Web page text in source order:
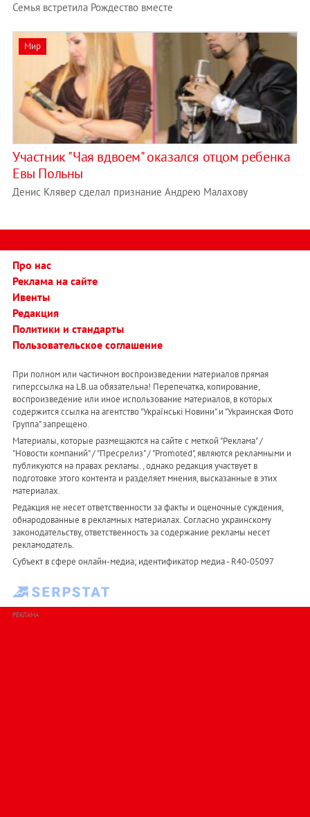
Семья встретила Рождество вместе
Мир
Участник "Чая вдвоем" оказался отцом ребенка
Евы Польны
Денис Клявер сделал признание Андрею Малахову
Про нас
Реклама на сайте
Ивенты
Редакция
Политики и стандарты
Пользовательское соглашение
При полном или частичном воспроизведении материалов прямая
гиперссылка на LB.ua обязательна! Перепечатка, копирование,
воспроизведение или иное использование материалов, в которых
содержится ссылка на агентство "Українськi Новини" и "Украинская Фото
Группа" запрещено.
Материалы, которые размещаются на сайте с меткой "Реклама" /
"Новости компаний" / "Пресрелиз" / "Promoted", являются рекламными и
публикуются на правах рекламы. , однако редакция участвует в
подготовке этого контента и разделяет мнения, высказанные в этих
материалах.
Редакция не несет ответственности за факты и оценочные суждения,
обнародованные в рекламных материалах. Согласно украинскому
законодательству, ответственность за содержание рекламы несет
рекламодатель.
Субъект в сфере онлайн-медиа; идентификатор медиа - R40-05097
РЕКЛАМА